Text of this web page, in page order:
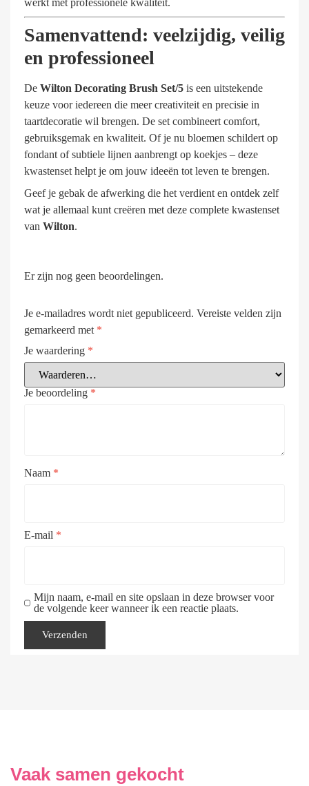
werkt met professionele kwaliteit.
Samenvattend: veelzijdig, veilig
en professioneel
De Wilton Decorating Brush Set/5 is een uitstekende
keuze voor iedereen die meer creativiteit en precisie in
taartdecoratie wil brengen. De set combineert comfort,
gebruiksgemak en kwaliteit. Of je nu bloemen schildert op
fondant of subtiele lijnen aanbrengt op koekjes – deze
kwastenset helpt je om jouw ideeën tot leven te brengen.
Geef je gebak de afwerking die het verdient en ontdek zelf
wat je allemaal kunt creëren met deze complete kwastenset
van Wilton.
Er zijn nog geen beoordelingen.
Je e-mailadres wordt niet gepubliceerd. Vereiste velden zijn
gemarkeerd met *
Je waardering *
Je beoordeling *
Naam *
E-mail *
Mijn naam, e-mail en site opslaan in deze browser voor
de volgende keer wanneer ik een reactie plaats.
Vaak samen gekocht